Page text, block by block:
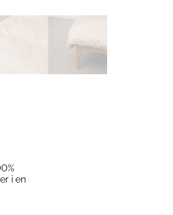
i en